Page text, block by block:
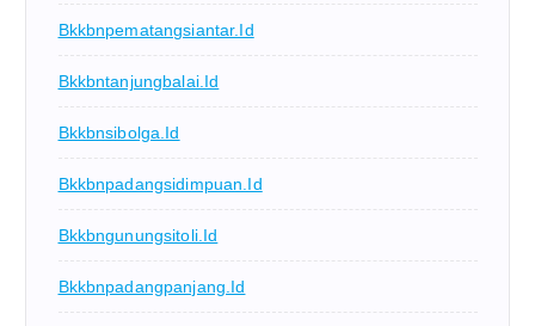
Bkkbnpematangsiantar.id
Bkkbntanjungbalai.id
Bkkbnsibolga.id
Bkkbnpadangsidimpuan.id
Bkkbngunungsitoli.id
Bkkbnpadangpanjang.id